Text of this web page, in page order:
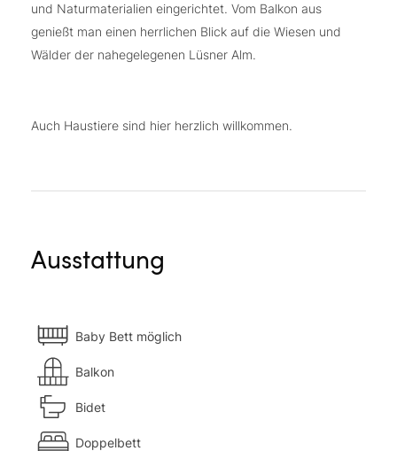
und Naturmaterialien eingerichtet. Vom Balkon aus
genießt man einen herrlichen Blick auf die Wiesen und
Wälder der nahegelegenen Lüsner Alm.
Auch Haustiere sind hier herzlich willkommen.
Ausstattung
Baby Bett möglich
Balkon
Bidet
Doppelbett